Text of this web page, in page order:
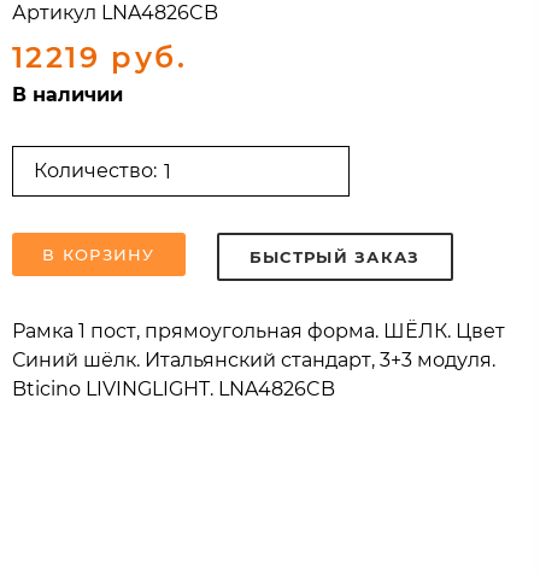
Артикул LNA4826CB
12219 руб.
В наличии
Количество:
В КОРЗИНУ БЫСТРЫЙ ЗАКАЗ
Рамка 1 пост, прямоугольная форма. ШЁЛК. Цвет
Синий шёлк. Итальянский стандарт, 3+3 модуля.
Bticino LIVINGLIGHT. LNA4826CB